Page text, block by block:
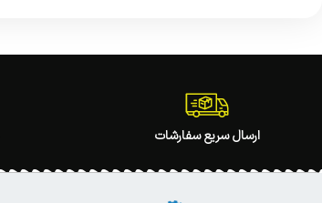
ارسال سریع سفارشات